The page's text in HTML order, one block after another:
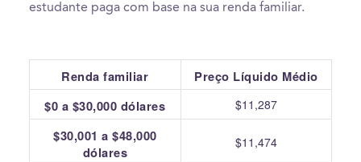
estudante paga com base na sua renda familiar.
Renda familiar
Preço Líquido Médio
$0 a $30,000 dólares
$11,287
$30,001 a $48,000
dólares
$11,474